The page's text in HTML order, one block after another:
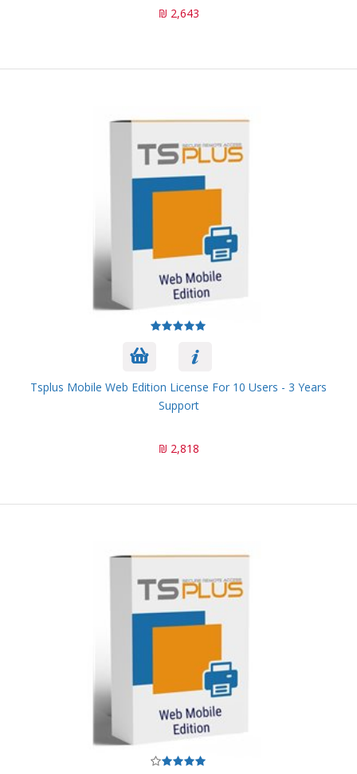
2,643 ₪
Tsplus Mobile Web Edition License For 10 Users - 3 Years
Support
2,818 ₪